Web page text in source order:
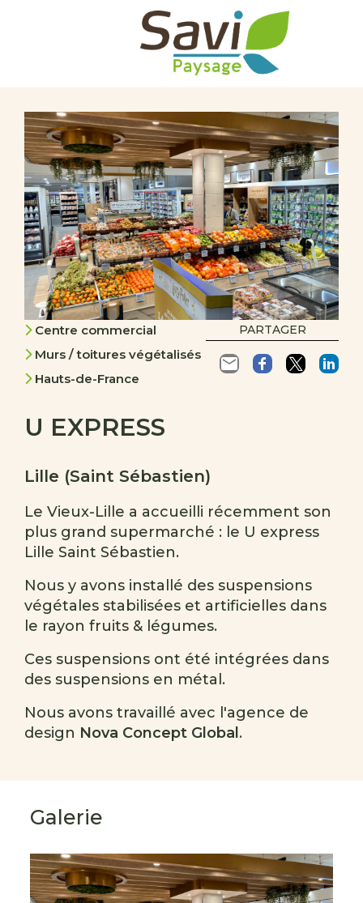
PARTAGER
Centre commercial
Murs / toitures végétalisés
Hauts-de-France
U EXPRESS
Lille (Saint Sébastien)
Le Vieux-Lille a accueilli récemment son
plus grand supermarché : le U express
Lille Saint Sébastien.
Nous y avons installé des suspensions
végétales stabilisées et artificielles dans
le rayon fruits & légumes.
Ces suspensions ont été intégrées dans
des suspensions en métal.
Nous avons travaillé avec l'agence de
design Nova Concept Global .
Galerie